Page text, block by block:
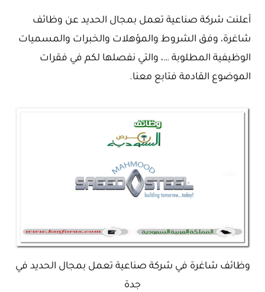
أعلنت شركة صناعية تعمل بمجال الحديد عن وظائف
شاغرة، وفق الشروط والمؤهلات والخبرات والمسميات
الوظيفية المطلوبة …، والتي نفصلها لكم في فقرات
الموضوع القادمة فتابع معنا.
وظائف شاغرة في شركة صناعية تعمل بمجال الحديد في
جدة